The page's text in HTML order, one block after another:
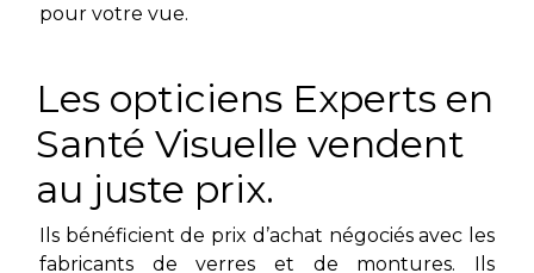
pour votre vue.
Les opticiens Experts en
Santé Visuelle vendent
au juste prix.
Ils bénéficient de prix d’achat négociés avec les
fabricants de verres et de montures. Ils